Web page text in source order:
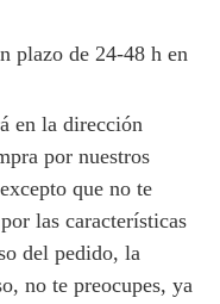
plazo de 24-48 h en
en la dirección
por nuestros
que no te
las características
del pedido, la
no te preocupes, ya